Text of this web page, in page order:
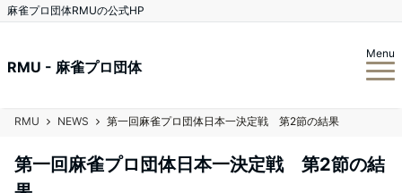
麻雀プロ団体RMUの公式HP
RMU - 麻雀プロ団体
Menu
RMU NEWS 第一回麻雀プロ団体日本一決定戦 第2節の結果
第一回麻雀プロ団体日本一決定戦 第2節の結